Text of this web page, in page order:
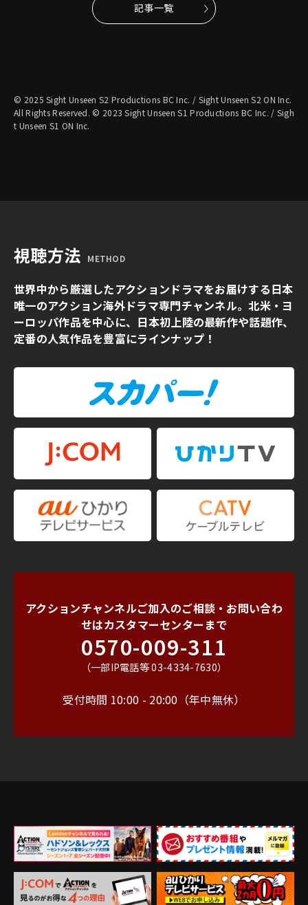
記事一覧
© 2025 Sight Unseen S2 Productions BC Inc. / Sight Unseen S2 ON Inc.
All Rights Reserved. © 2023 Sight Unseen S1 Productions BC Inc. / Sigh
t Unseen S1 ON Inc.
視聴方法 METHOD
世界中から厳選したアクションドラマをお届けする日本
唯一のアクション海外ドラマ専門チャンネル。北米・ヨ
ーロッパ作品を中心に、日本初上陸の最新作や話題作、
定番の人気作品を豊富にラインナップ！
アクションチャンネルご加入のご相談・お問い合わ
せはカスタマーセンターまで
0570-009-311
（一部IP電話等 03-4334-7630）
受付時間 10:00 - 20:00（年中無休）